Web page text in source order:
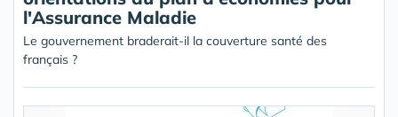
l'Assurance Maladie
Le gouvernement braderait-il la couverture santé des
français ?